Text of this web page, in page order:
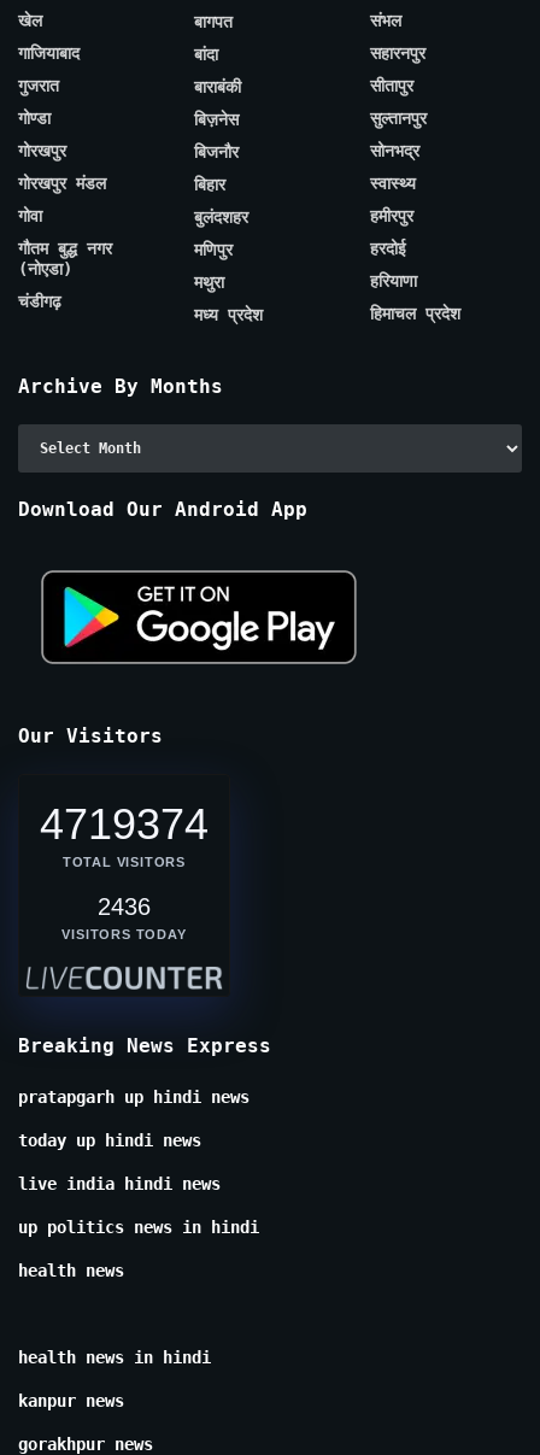
खेल
गाजियाबाद
गुजरात
गोण्डा
गोरखपुर
गोरखपुर मंडल
गोवा
गौतम बुद्ध नगर
(नोएडा)
चंडीगढ़
बागपत
बांदा
बाराबंकी
बिज़नेस
बिजनौर
बिहार
बुलंदशहर
मणिपुर
मथुरा
मध्य प्रदेश
संभल
सहारनपुर
सीतापुर
सुल्तानपुर
सोनभद्र
स्वास्थ्य
हमीरपुर
हरदोई
हरियाणा
हिमाचल प्रदेश
Archive By Months
Download Our Android App
Our Visitors
4719374
TOTAL VISITORS
2436
VISITORS TODAY
Breaking News Express
pratapgarh up hindi news
today up hindi news
live india hindi news
up politics news in hindi
health news
health news in hindi
kanpur news
gorakhpur news